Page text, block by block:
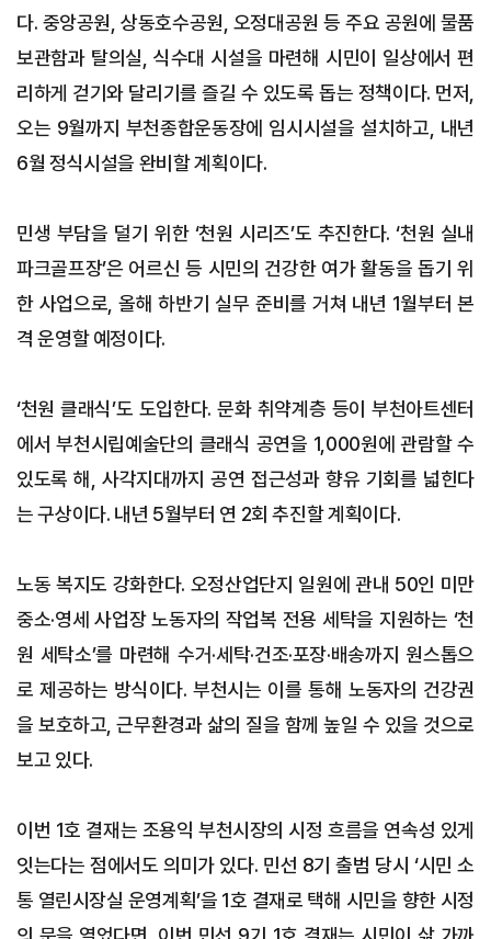
다. 중앙공원, 상동호수공원, 오정대공원 등 주요 공원에 물품
보관함과 탈의실, 식수대 시설을 마련해 시민이 일상에서 편
리하게 걷기와 달리기를 즐길 수 있도록 돕는 정책이다. 먼저,
오는 9월까지 부천종합운동장에 임시시설을 설치하고, 내년
6월 정식시설을 완비할 계획이다.
민생 부담을 덜기 위한 ‘천원 시리즈’도 추진한다. ‘천원 실내
파크골프장’은 어르신 등 시민의 건강한 여가 활동을 돕기 위
한 사업으로, 올해 하반기 실무 준비를 거쳐 내년 1월부터 본
격 운영할 예정이다.
‘천원 클래식’도 도입한다. 문화 취약계층 등이 부천아트센터
에서 부천시립예술단의 클래식 공연을 1,000원에 관람할 수
있도록 해, 사각지대까지 공연 접근성과 향유 기회를 넓힌다
는 구상이다. 내년 5월부터 연 2회 추진할 계획이다.
노동 복지도 강화한다. 오정산업단지 일원에 관내 50인 미만
중소·영세 사업장 노동자의 작업복 전용 세탁을 지원하는 ‘천
원 세탁소’를 마련해 수거·세탁·건조·포장·배송까지 원스톱으
로 제공하는 방식이다. 부천시는 이를 통해 노동자의 건강권
을 보호하고, 근무환경과 삶의 질을 함께 높일 수 있을 것으로
보고 있다.
이번 1호 결재는 조용익 부천시장의 시정 흐름을 연속성 있게
잇는다는 점에서도 의미가 있다. 민선 8기 출범 당시 ‘시민 소
통 열린시장실 운영계획’을 1호 결재로 택해 시민을 향한 시정